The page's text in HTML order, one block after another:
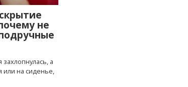
не
а
или на сиденье,